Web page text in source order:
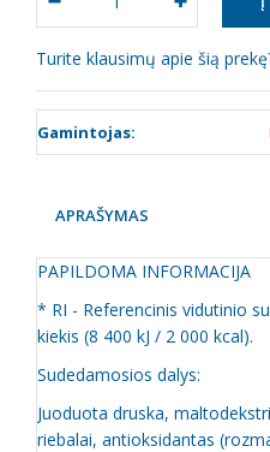
Turite klausimų apie šią
Gamintojas:
APRAŠYMAS
PAPILDOMA INFORMACIJA
* RI - Referencinis vidutinio
kiekis (8 400 kJ / 2 000 kcal).
Sudedamosios dalys:
Juoduota druska,
riebalai, antioksidantas